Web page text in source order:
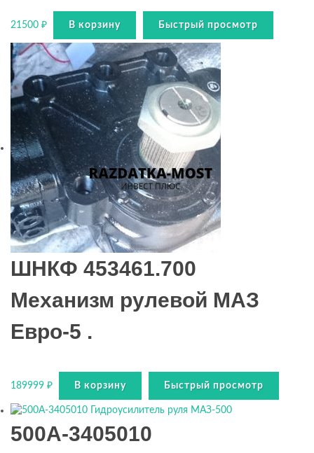
21500 ₽ В корзину Быстрый просмотр
ШНКФ 453461.700
Механизм рулевой МАЗ
Евро-5 .
189999 ₽ В корзину Быстрый просмотр
500А-3405010